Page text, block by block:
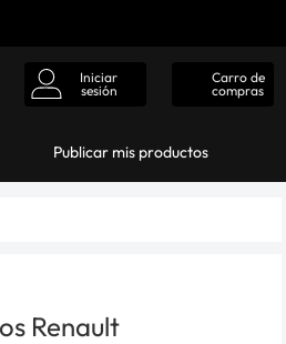
Iniciar
sesión
Carro de
compras
Publicar mis productos
Renault